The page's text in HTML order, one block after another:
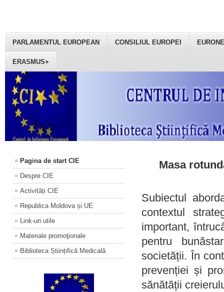
PARLAMENTUL EUROPEAN CONSILIUL EUROPEI
ERASMUS+
Pagina de start CIE
Despre CIE
Activități CIE
Republica Moldova și UE
Link-uri utile
Materiale promoţionale
Biblioteca Științifică Medicală
Masa
Subiectul
contextul
important,
pentru
societății. În
prevenției și
sănătății